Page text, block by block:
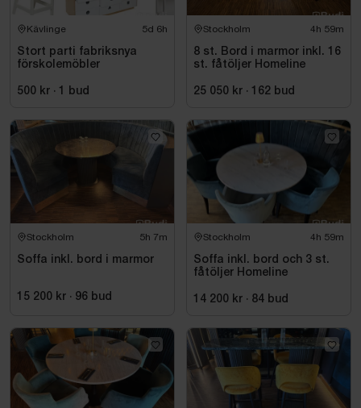
Kävlinge 5d 6h
Stort parti fabriksnya
förskolemöbler
500 kr · bud
Stockholm 4h 59m
8 st. Bord i marmor inkl. 16
st. fåtöljer Homeline
25 050 kr · 162 bud
Stockholm 5h 7m
Soffa inkl. bord i marmor
15 200 kr · 96 bud
Stockholm 4h 59m
Soffa inkl. bord och 3 st.
fåtöljer Homeline
14 200 kr · 84 bud